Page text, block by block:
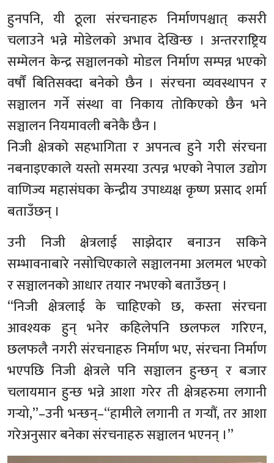
हुनपनि, यी ठूला संरचनाहरु निर्माणपश्चात् कसरी
चलाउने भन्ने मोडेलको अभाव देखिन्छ । अन्तरराष्ट्रिय
सम्मेलन केन्द्र सञ्चालनको मोडल निर्माण सम्पन्न भएको
वर्षौं बितिसक्दा बनेको छैन । संरचना व्यवस्थापन र
सञ्चालन गर्ने संस्था वा निकाय तोकिएको छैन भने
सञ्चालन नियमावली बनेकै छैन ।
निजी क्षेत्रको सहभागिता र अपनत्व हुने गरी संरचना
नबनाइएकाले यस्तो समस्या उत्पन्न भएको नेपाल उद्योग
वाणिज्य महासंघका केन्द्रीय उपाध्यक्ष कृष्ण प्रसाद शर्मा
बताउँछन् ।
उनी निजी क्षेत्रलाई साझेदार बनाउन सकिने
सम्भावनाबारे नसोचिएकाले सञ्चालनमा अलमल भएको
र सञ्चालनको आधार तयार नभएको बताउँछन् ।
“निजी क्षेत्रलाई के चाहिएको छ, कस्ता संरचना
आवश्यक हुन् भनेर कहिलेपनि छलफल गरिएन,
छलफलै नगरी संरचनाहरु निर्माण भए, संरचना निर्माण
भएपछि निजी क्षेत्रले पनि सञ्चालन हुन्छन् र बजार
चलायमान हुन्छ भन्ने आशा गरेर ती क्षेत्रहरुमा लगानी
गर्‍यो,”–उनी भन्छन्‌–“हामीले लगानी त गर्‍यौं, तर आशा
गरेअनुसार बनेका संरचनाहरु सञ्चालन भएनन् ।”